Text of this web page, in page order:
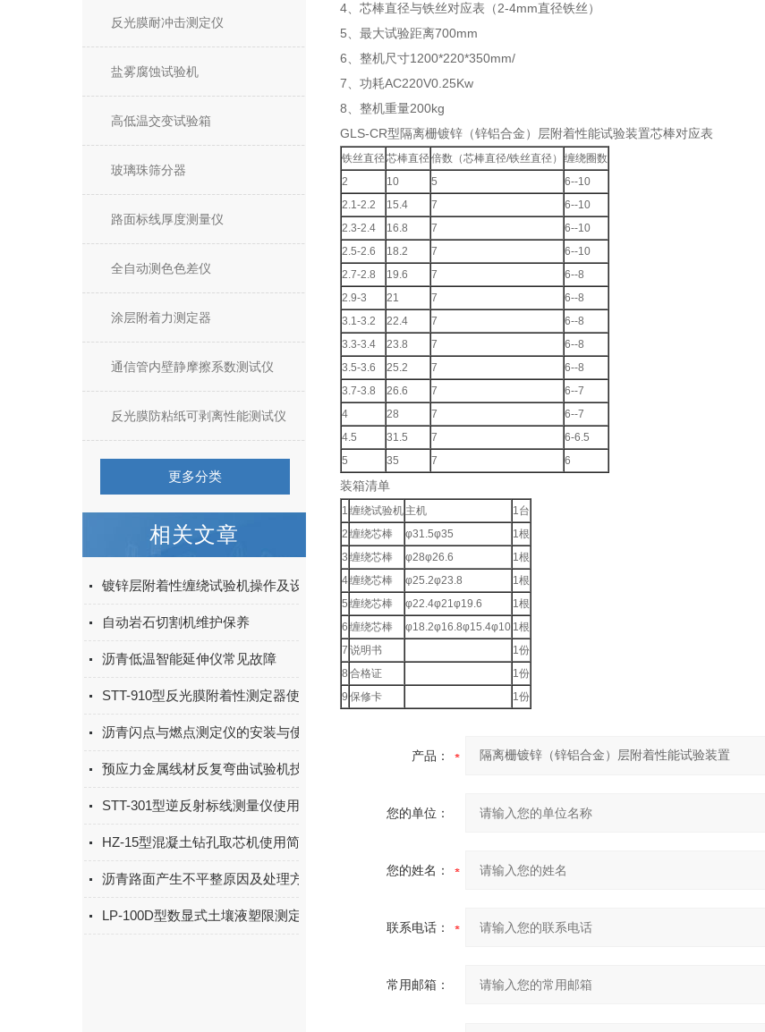
反光膜耐冲击测定仪
盐雾腐蚀试验机
高低温交变试验箱
玻璃珠筛分器
路面标线厚度测量仪
全自动测色色差仪
涂层附着力测定器
通信管内壁静摩擦系数测试仪
反光膜防粘纸可剥离性能测试仪
更多分类
相关文章
​镀锌层附着性缠绕试验机操作及设置
自动岩石切割机维护保养
沥青低温智能延伸仪常见故障
STT-910型反光膜附着性测定器使用说明书
沥青闪点与燃点测定仪的安装与使用说明、技术参数
预应力金属线材反复弯曲试验机技术参数
STT-301型逆反射标线测量仪使用简介
HZ-15型混凝土钻孔取芯机使用简介
沥青路面产生不平整原因及处理方法
LP-100D型数显式土壤液塑限测定仪使用说明书
4、芯棒直径与铁丝对应表（2-4mm直径铁丝）
5、最大试验距离700mm
6、整机尺寸1200*220*350mm/
7、功耗AC220V0.25Kw
8、整机重量200kg
GLS-CR型隔离栅镀锌（锌铝合金）层附着性能试验装置芯棒对应表
铁丝直径 芯棒直径 倍数（芯棒直径/铁丝直径）
缠绕圈数
2
10 5
6--10
2.1-2.2
15.4 7
6--10
2.3-2.4
16.8 7
6--10
2.5-2.6
18.2 7
6--10
2.7-2.8
19.6 7
6--8
2.9-3
21 7
6--8
3.1-3.2
22.4 7
6--8
3.3-3.4
23.8 7
6--8
3.5-3.6
25.2 7
6--8
3.7-3.8
26.6 7
6--7
4
28 7
6--7
4.5
31.5 7
6-6.5
5
35 7 6
装箱清单
1 缠绕试验机 主机
1台
2 缠绕芯棒 φ31.5φ35
1根
3 缠绕芯棒 φ28φ26.6
1根
4缠绕芯棒 φ25.2φ23.8
1根
5 缠绕芯棒 φ22.4φ21φ19.6
1根
6 缠绕芯棒 φ18.2φ16.8φ15.4φ10 1根
7 说明书
1份
8 合格证
1份
9 保修卡 1份
产品：
您的单位：
您的姓名：
联系电话：
常用邮箱：